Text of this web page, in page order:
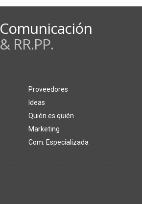
Comunicación
& RR.PP.
Proveedores
Ideas
Quién es quién
Marketing
Com. Especializada